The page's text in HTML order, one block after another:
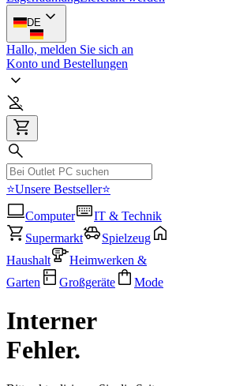
DE
Hallo, melden Sie sich an
Konto und Bestellungen
⭐Unsere Bestseller⭐
Computer
IT & Technik
Supermarkt
Spielzeug
Haushalt
Heimwerken &
Garten
Großgeräte Mode
Interner
Fehler.